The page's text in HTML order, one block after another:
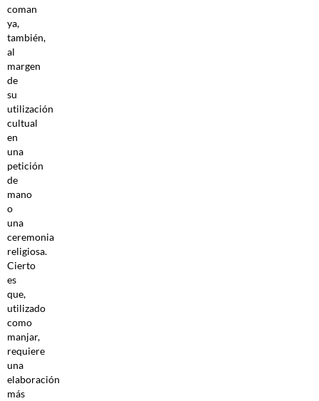
coman
ya,
también,
al
margen
de
su
utilización
cultual
en
una
petición
de
mano
o
una
ceremonia
religiosa.
Cierto
es
que,
utilizado
como
manjar,
requiere
una
elaboración
más